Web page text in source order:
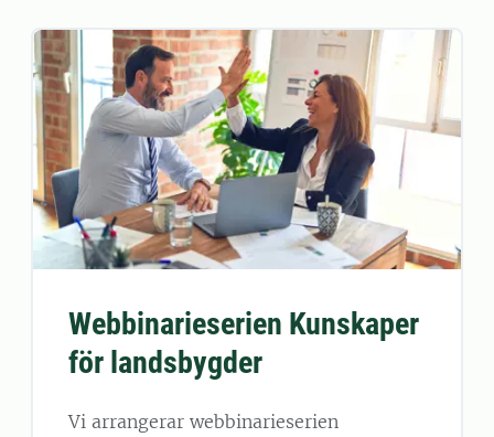
Webbinarieserien Kunskaper
för landsbygder
Vi arrangerar webbinarieserien